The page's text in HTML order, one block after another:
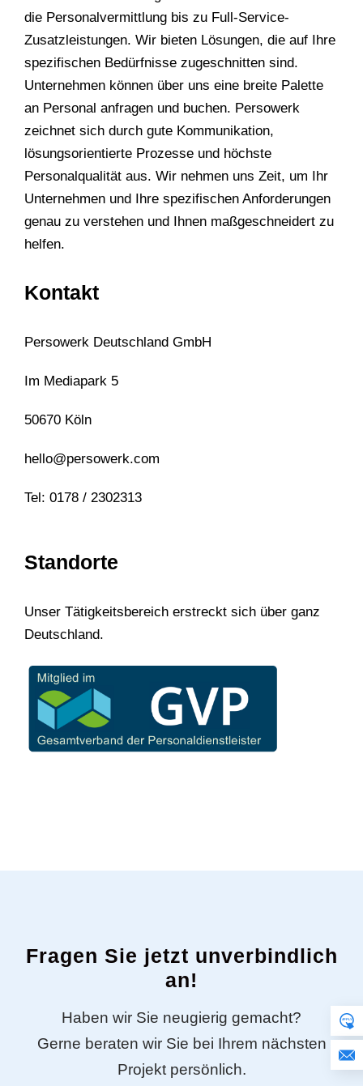
die Personalvermittlung bis zu Full-Service-
Zusatzleistungen. Wir bieten Lösungen, die auf Ihre
spezifischen Bedürfnisse zugeschnitten sind.
Unternehmen können über uns eine breite Palette
an Personal anfragen und buchen. Persowerk
zeichnet sich durch gute Kommunikation,
lösungsorientierte Prozesse und höchste
Personalqualität aus. Wir nehmen uns Zeit, um Ihr
Unternehmen und Ihre spezifischen Anforderungen
genau zu verstehen und Ihnen maßgeschneidert zu
helfen.
Kontakt
Persowerk Deutschland GmbH
Im Mediapark 5
50670 Köln
hello@persowerk.com
Tel: 0178 / 2302313
Standorte
Unser Tätigkeitsbereich erstreckt sich über ganz
Deutschland.
Fragen Sie jetzt unverbindlich
an!
Haben wir Sie neugierig gemacht?
Gerne beraten wir Sie bei Ihrem nächsten
Projekt persönlich.